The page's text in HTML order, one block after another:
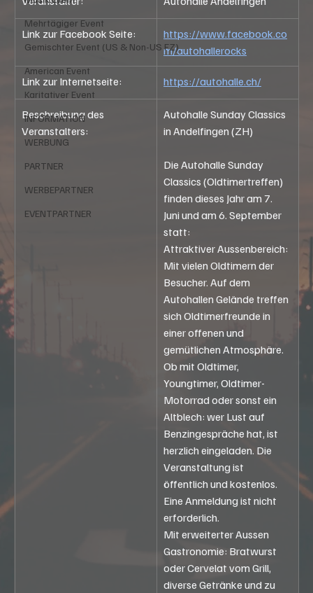
Mehrtägiger Event
Gemischter Event (US & Non-US FZ)
American Event
Karitativer Event
INFORMATION
WERBUNG
PARTNER
WERBEPARTNER
EVENTPARTNER
Link zur Facebook Seite:
https://www.facebook.co
m/autohallerocks
Link zur Internetseite: https://autohalle.ch/
Beschreibung des
Veranstalters:
Autohalle Sunday Classics
in Andelfingen (ZH)
Die Autohalle Sunday
Classics (Oldtimertreffen)
finden dieses Jahr am 7.
Juni und am 6. September
statt:
Attraktiver Aussenbereich:
Mit vielen Oldtimern der
Besucher. Auf dem
Autohallen Gelände treffen
sich Oldtimerfreunde in
einer offenen und
gemütlichen Atmosphäre.
Ob mit Oldtimer,
Youngtimer, Oldtimer-
Motorrad oder sonst ein
Altblech: wer Lust auf
Benzingespräche hat, ist
herzlich eingeladen. Die
Veranstaltung ist
öffentlich und kostenlos.
Eine Anmeldung ist nicht
erforderlich.
Mit erweiterter Aussen
Gastronomie: Bratwurst
oder Cervelat vom Grill,
diverse Getränke und zu